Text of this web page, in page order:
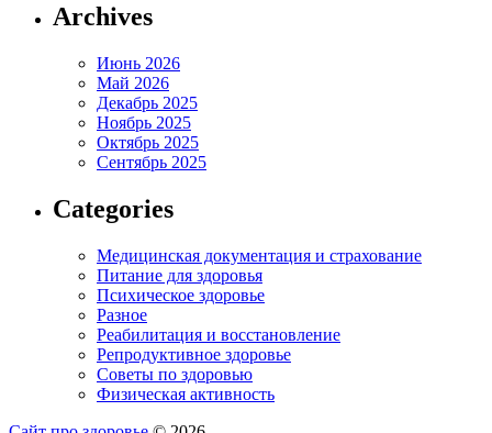
Archives
Июнь 2026
Май 2026
Декабрь 2025
Ноябрь 2025
Октябрь 2025
Сентябрь 2025
Categories
Медицинская документация и страхование
Питание для здоровья
Психическое здоровье
Разное
Реабилитация и восстановление
Репродуктивное здоровье
Советы по здоровью
Физическая активность